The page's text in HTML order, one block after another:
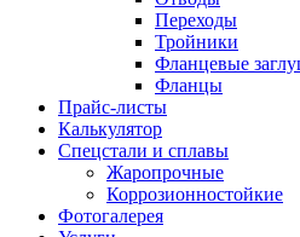
Переходы
Тройники
Фланцевые
Фланцы
Прайс-листы
Калькулятор
Спецстали и сплавы
Жаропрочные
Коррозионностойкие
Фотогалерея